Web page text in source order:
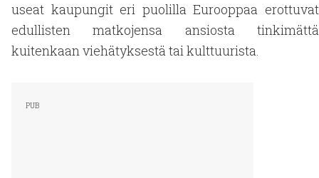
useat kaupungit eri puolilla Eurooppaa erottuvat
edullisten matkojensa ansiosta tinkimättä
kuitenkaan viehätyksestä tai kulttuurista.